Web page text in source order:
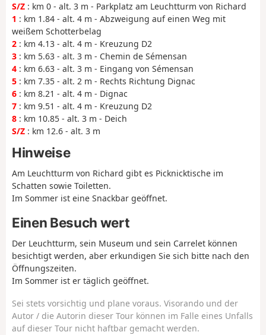
S/Z : km 0 - alt. 3 m - Parkplatz am Leuchtturm von Richard
1 : km 1.84 - alt. 4 m - Abzweigung auf einen Weg mit
weißem Schotterbelag
2 : km 4.13 - alt. 4 m - Kreuzung D2
3 : km 5.63 - alt. 3 m - Chemin de Sémensan
4 : km 6.63 - alt. 3 m - Eingang von Sémensan
5 : km 7.35 - alt. 2 m - Rechts Richtung Dignac
6 : km 8.21 - alt. 4 m - Dignac
7 : km 9.51 - alt. 4 m - Kreuzung D2
8 : km 10.85 - alt. 3 m - Deich
S/Z : km 12.6 - alt. 3 m
Hinweise
Am Leuchtturm von Richard gibt es Picknicktische im
Schatten sowie Toiletten.
Im Sommer ist eine Snackbar geöffnet.
Einen Besuch wert
Der Leuchtturm, sein Museum und sein Carrelet können
besichtigt werden, aber erkundigen Sie sich bitte nach den
Öffnungszeiten.
Im Sommer ist er täglich geöffnet.
Sei stets vorsichtig und plane voraus. Visorando und der
Autor / die Autorin dieser Tour können im Falle eines Unfalls
auf dieser Tour nicht haftbar gemacht werden.